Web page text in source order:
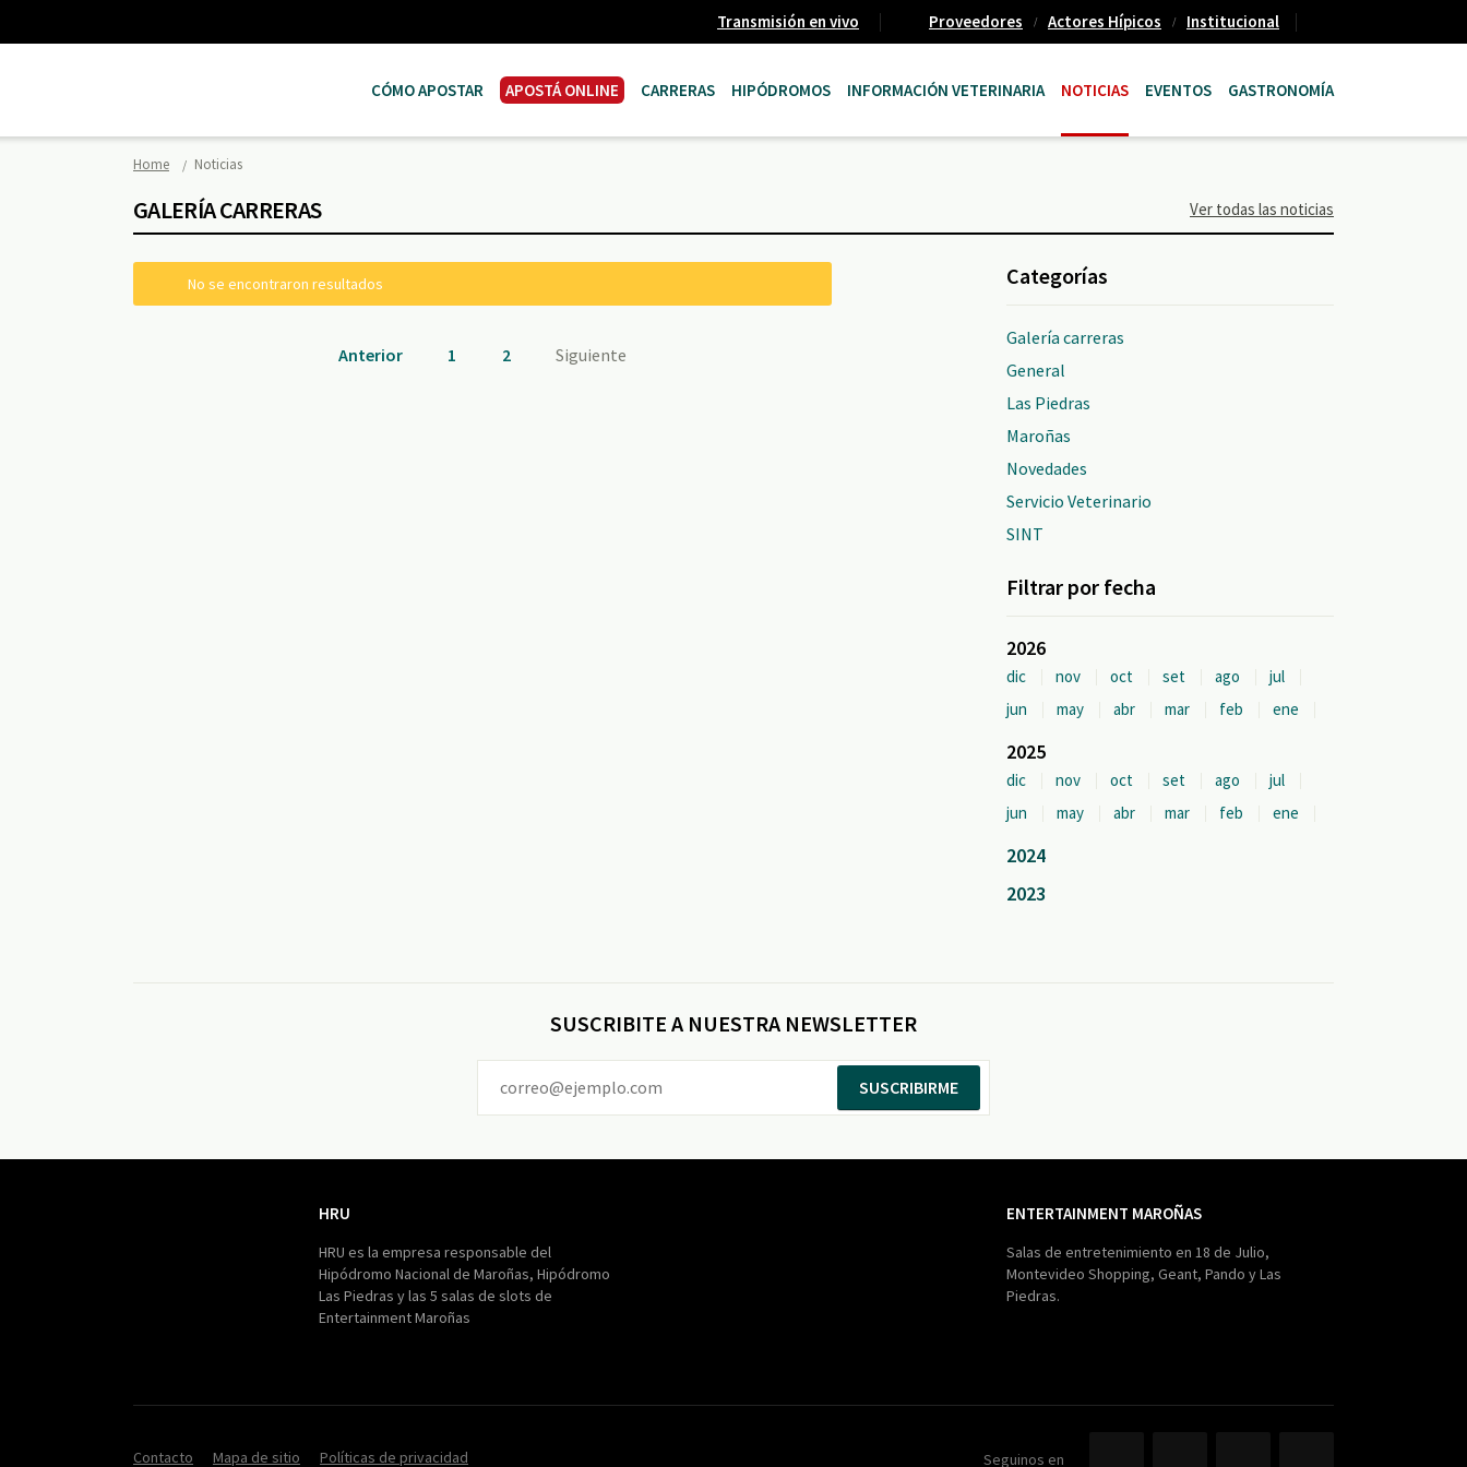
Transmisión en vivo Proveedores Actores Hípicos Institucional
CÓMO APOSTAR APOSTÁ ONLINE CARRERAS HIPÓDROMOS INFORMACIÓN VETERINARIA NOTICIAS EVENTOS GASTRONOMÍA
Home Noticias
GALERÍA CARRERAS Ver todas las noticias
No se encontraron resultados
Anterior 1 2 Siguiente
Categorías
Galería carreras
General
Las Piedras
Maroñas
Novedades
Servicio Veterinario
SINT
Filtrar por fecha
2026
dic nov oct set ago
jul
jun
may abr mar feb ene
2025
dic nov oct set ago
jul
jun
may abr mar feb ene
2024
2023
SUSCRIBITE A NUESTRA NEWSLETTER
SUSCRIBIRME
HRU
HRU es la empresa responsable del
Hipódromo Nacional de Maroñas, Hipódromo
Las Piedras y las 5 salas de slots de
Entertainment Maroñas
ENTERTAINMENT MAROÑAS
Salas de entretenimiento en 18 de Julio,
Montevideo Shopping, Geant, Pando y Las
Piedras.
Contacto Mapa de sitio Políticas de privacidad Seguinos en